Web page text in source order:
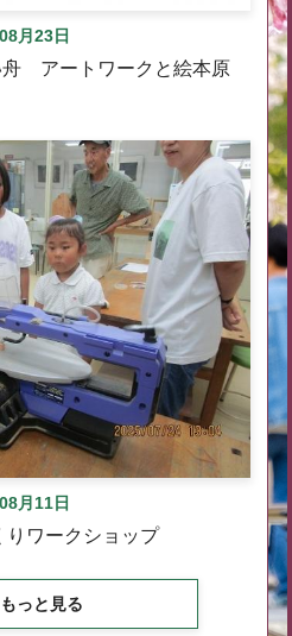
月23日
舟 アートワークと絵本原
月11日
りワークショップ
もっと見る